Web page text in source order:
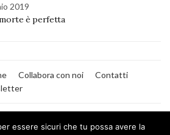
2019
è perfetta
Collabora con noi
Contatti
essere sicuri che tu possa avere la